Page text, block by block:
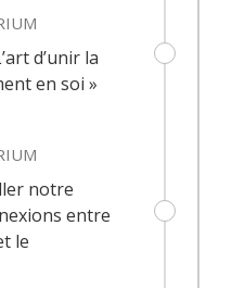
d’unir la
en soi »
notre
entre
le